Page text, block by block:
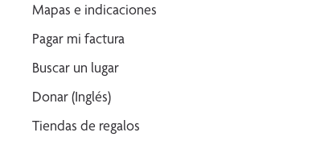
Mapas e indicaciones
Pagar mi factura
Buscar un lugar
Donar (Inglés)
Tiendas de regalos